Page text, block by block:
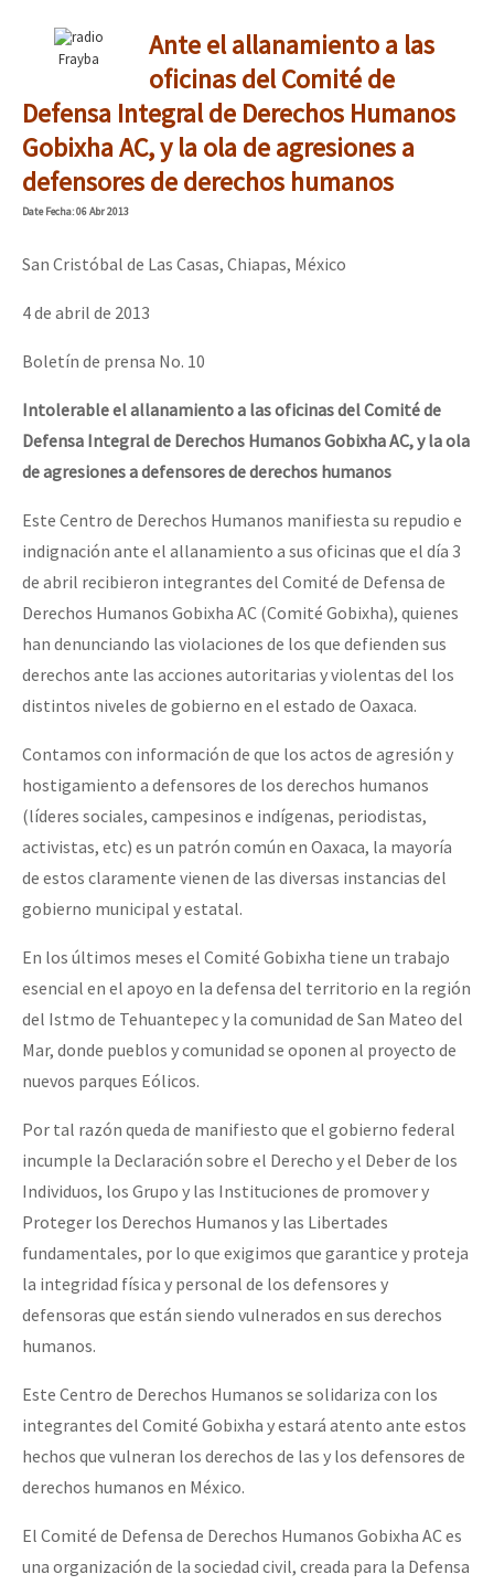
Frayba
Ante el allanamiento a las
oficinas del Comité de
Defensa Integral de Derechos Humanos
Gobixha AC, y la ola de agresiones a
defensores de derechos humanos
DateFecha: 06 Abr 2013
San Cristóbal de Las Casas, Chiapas, México
4 de abril de 2013
Boletín de prensa No. 10
Intolerable el allanamiento a las oficinas del Comité de
Defensa Integral de Derechos Humanos Gobixha AC, y la ola
de agresiones a defensores de derechos humanos
Este Centro de Derechos Humanos manifiesta su repudio e
indignación ante el allanamiento a sus oficinas que el día 3
de abril recibieron integrantes del Comité de Defensa de
Derechos Humanos Gobixha AC (Comité Gobixha), quienes
han denunciando las violaciones de los que defienden sus
derechos ante las acciones autoritarias y violentas del los
distintos niveles de gobierno en el estado de Oaxaca.
Contamos con información de que los actos de agresión y
hostigamiento a defensores de los derechos humanos
(líderes sociales, campesinos e indígenas, periodistas,
activistas, etc) es un patrón común en Oaxaca, la mayoría
de estos claramente vienen de las diversas instancias del
gobierno municipal y estatal.
En los últimos meses el Comité Gobixha tiene un trabajo
esencial en el apoyo en la defensa del territorio en la región
del Istmo de Tehuantepec y la comunidad de San Mateo del
Mar, donde pueblos y comunidad se oponen al proyecto de
nuevos parques Eólicos.
Por tal razón queda de manifiesto que el gobierno federal
incumple la Declaración sobre el Derecho y el Deber de los
Individuos, los Grupo y las Instituciones de promover y
Proteger los Derechos Humanos y las Libertades
fundamentales, por lo que exigimos que garantice y proteja
la integridad física y personal de los defensores y
defensoras que están siendo vulnerados en sus derechos
humanos.
Este Centro de Derechos Humanos se solidariza con los
integrantes del Comité Gobixha y estará atento ante estos
hechos que vulneran los derechos de las y los defensores de
derechos humanos en México.
El Comité de Defensa de Derechos Humanos Gobixha AC es
una organización de la sociedad civil, creada para la Defensa